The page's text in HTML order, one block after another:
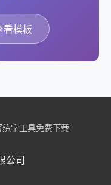
看模板
练字工具免费下载
公司